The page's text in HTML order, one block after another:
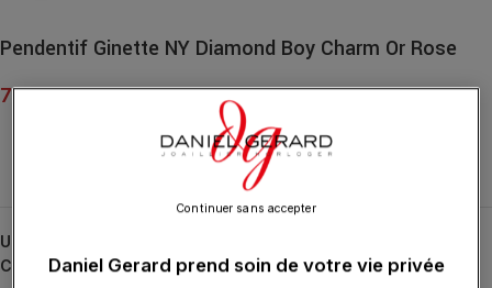
Pendentif Ginette NY Diamond Boy Charm Or Rose
750.00€
UGS :
Catégories : Charm, GINETTE NY, Pendentifs, Pendentifs
Daniel Gerard prend soin de votre vie privée
Continuer sans accepter